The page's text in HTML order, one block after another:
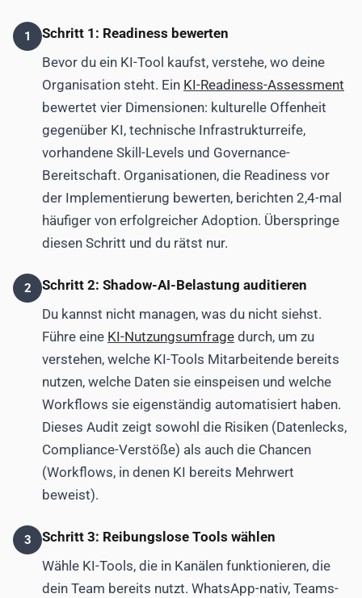
1
Schritt 1: Readiness bewerten
Bevor du ein KI-Tool kaufst, verstehe, wo deine
Organisation steht. Ein KI-Readiness-Assessment
bewertet vier Dimensionen: kulturelle Offenheit
gegenüber KI, technische Infrastrukturreife,
vorhandene Skill-Levels und Governance-
Bereitschaft. Organisationen, die Readiness vor
der Implementierung bewerten, berichten 2,4-mal
häufiger von erfolgreicher Adoption. Überspringe
diesen Schritt und du rätst nur.
2
Schritt 2: Shadow-AI-Belastung auditieren
Du kannst nicht managen, was du nicht siehst.
Führe eine KI-Nutzungsumfrage durch, um zu
verstehen, welche KI-Tools Mitarbeitende bereits
nutzen, welche Daten sie einspeisen und welche
Workflows sie eigenständig automatisiert haben.
Dieses Audit zeigt sowohl die Risiken (Datenlecks,
Compliance-Verstöße) als auch die Chancen
(Workflows, in denen KI bereits Mehrwert
beweist).
3
Schritt 3: Reibungslose Tools wählen
Wähle KI-Tools, die in Kanälen funktionieren, die
dein Team bereits nutzt. WhatsApp-nativ, Teams-